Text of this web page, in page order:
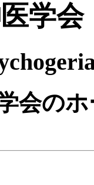
学会
会の